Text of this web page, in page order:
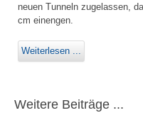
neuen Tunneln zugelassen,
cm einengen.
Weiterlesen ...
Weitere Beiträge ...